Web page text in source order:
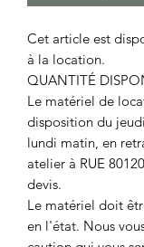
Cet article est
à la location.
QUANTITÉ
Le matériel de
disposition du
lundi matin, en
atelier à RUE
devis.
Le matériel doit
en l'état. Nous